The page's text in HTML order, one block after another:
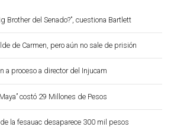
Brother del Senado?”, cuestiona Bartlett
de Carmen, pero aún no sale de prisión
a proceso a director del Injucam
costó 29 Millones de Pesos
la fesauac desaparece 300 mil pesos